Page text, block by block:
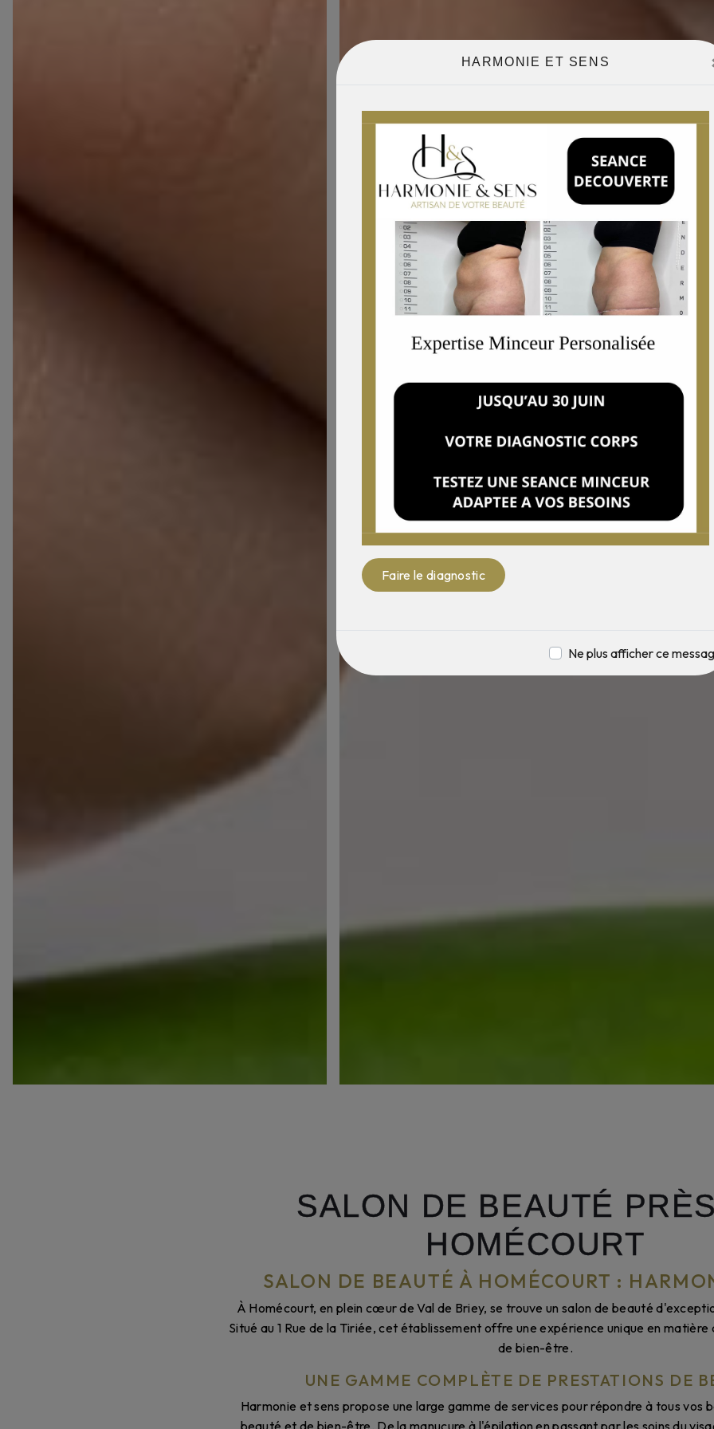
HARMONIE ET SENS
Faire le diagnostic
Ne plus afficher ce
SALON DE BEAUTÉ
HOMÉCOURT
SALON DE BEAUTÉ À HOMÉCOURT :
À Homécourt, en plein cœur de Val de Briey, se trouve un salon de beauté
Situé au 1 Rue de la Tiriée, cet établissement offre une expérience unique en
de bien-être.
UNE GAMME COMPLÈTE DE PRESTATIONS DE
Harmonie et sens propose une large gamme de services pour répondre à tous vos
beauté et de bien-être. De la manucure à l'épilation en passant par les soins du